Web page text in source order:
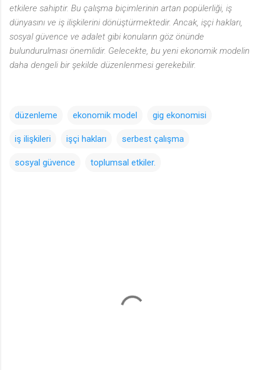
etkilere sahiptir. Bu çalışma biçimlerinin artan popülerliği, iş
dünyasını ve iş ilişkilerini dönüştürmektedir. Ancak, işçi hakları,
sosyal güvence ve adalet gibi konuların göz önünde
bulundurulması önemlidir. Gelecekte, bu yeni ekonomik modelin
daha dengeli bir şekilde düzenlenmesi gerekebilir.
düzenleme ekonomik model gig ekonomisi
iş ilişkileri işçi hakları serbest çalışma
sosyal güvence toplumsal etkiler.